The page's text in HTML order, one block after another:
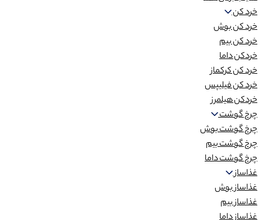
خرد کن
خرد کن بوش
خرد کن بیم
خردکن داما
خرد کن کرکماز
خرد کن فیلیپس
خردکن هیلمرز
چرخ گوشت
چرخ گوشت بوش
چرخ گوشت بیم
چرخ گوشت داما
غذاساز
غذاساز بوش
غذاساز بیم